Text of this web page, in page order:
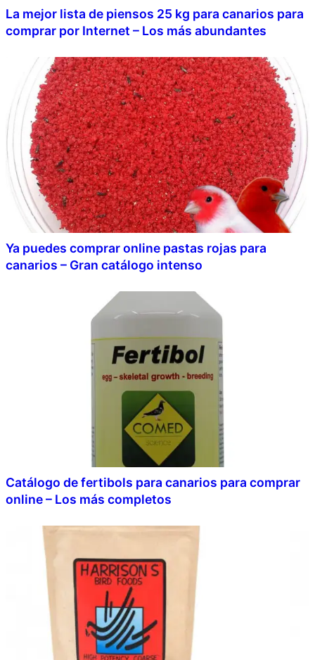
La mejor lista de piensos 25 kg para canarios para
comprar por Internet – Los más abundantes
Ya puedes comprar online pastas rojas para
canarios – Gran catálogo intenso
Catálogo de fertibols para canarios para comprar
online – Los más completos